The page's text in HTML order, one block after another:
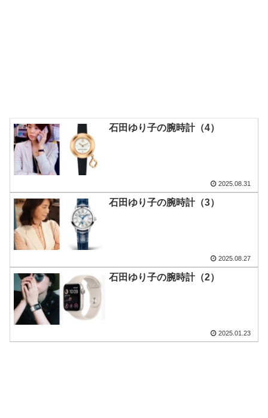
石田ゆり子の腕時計（4）
2025.08.31
石田ゆり子の腕時計（3）
2025.08.27
石田ゆり子の腕時計（2）
2025.01.23